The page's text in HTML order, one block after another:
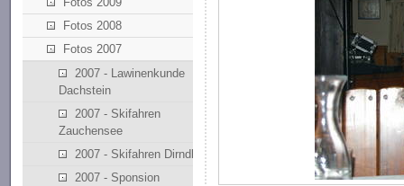
Fotos 2008
Fotos 2007
2007 - Lawinenkunde
Dachstein
2007 - Skifahren
Zauchensee
2007 - Skifahren Dirndllift
2007 - Sponsion